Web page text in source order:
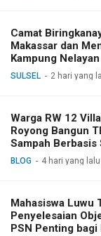
Camat
Makassar dan
Kampung
SULSEL 2 hari yang
Warga RW 12
Royong Bangun
Sampah Berbasis
BLOG 4 hari yang lalu
Mahasiswa Luwu
Penyelesaian
PSN Penting bagi